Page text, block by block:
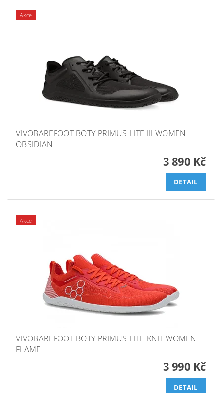
Akce
VIVOBAREFOOT BOTY PRIMUS LITE III WOMEN
OBSIDIAN
3 890 Kč
DETAIL
Akce
VIVOBAREFOOT BOTY PRIMUS LITE KNIT WOMEN
FLAME
3 990 Kč
DETAIL